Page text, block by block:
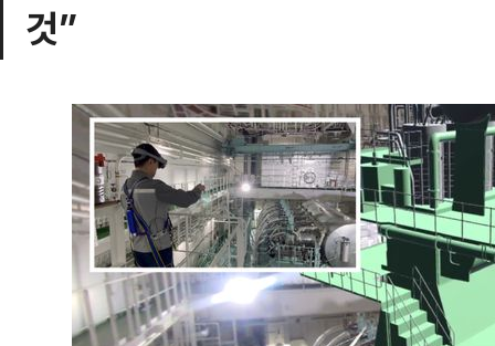
것”